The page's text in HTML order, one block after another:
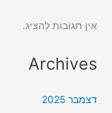
אין תגובות להציג.
Archives
דצמבר 2025